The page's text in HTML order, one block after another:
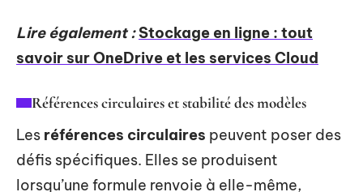
Lire également : Stockage en ligne : tout
savoir sur OneDrive et les services Cloud
Références circulaires et stabilité des modèles
Les références circulaires peuvent poser des
défis spécifiques. Elles se produisent
lorsqu’une formule renvoie à elle-même,